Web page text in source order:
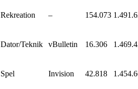
Rekreation – 154.073
Dator/Teknik vBulletin 16.306
Spel Invision 42.818